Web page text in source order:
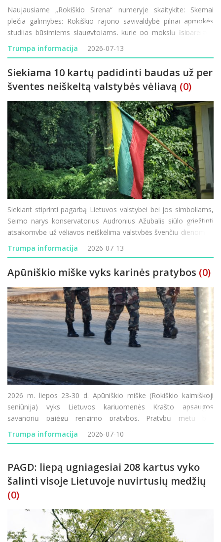
Naujausiame „Rokiškio Sirena“ numeryje skaitykite: Skemai
plečia galimybes: Rokiškio rajono savivaldybė pilnai apmokės
studijas būsimiems slaugytojams, kurie po mokslų įsipareigos
dirbti Skemų socialinės globos namuose. Puiki proga norintiems
studijuoti ar persikvalifiku
Trumpa informacija 2026-07-13
Siekiama 10 kartų padidinti baudas už per
šventes neiškeltą valstybės vėliavą (0)
Siekiant stiprinti pagarbą Lietuvos valstybei bei jos simboliams,
Seimo narys konservatorius Audronius Ažubalis siūlo griežtinti
atsakomybę už vėliavos neiškėlimą valstybės švenčių dienomis.
Administracinių nusižengimų kodekso (ANK) pakeitimo projektą
įregistravęs parlament
Trumpa informacija 2026-07-13
Apūniškio miške vyks karinės pratybos (0)
2026 m. liepos 23-30 d. Apūniškio miške (Rokiškio kaimiškoji
seniūnija) vyks Lietuvos kariuomenės Krašto apsaugos
savanorių pajėgų rengimo pratybos. Pratybų metu bus
naudojami ginklai, imitaciniai šaudmenys, dūminė ir garsinė
pirotechnika, judės karinė tech
Trumpa informacija 2026-07-10
PAGD: liepą ugniagesiai 208 kartus vyko
šalinti visoje Lietuvoje nuvirtusių medžių
(0)